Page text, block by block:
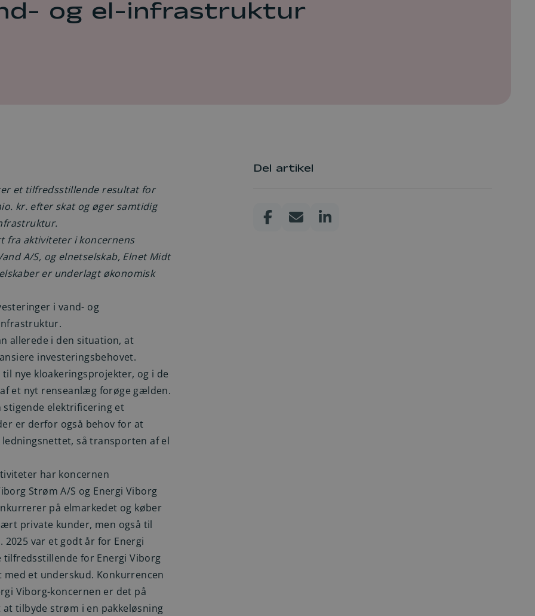
Fordelsklubbenog el-infrastruktur
et tilfredsstillende resultat for
kr. efter skat og øger samtidig
fra aktiviteter i koncernens
A/S, og elnetselskab, Elnet Midt
er underlagt økonomisk
i vand- og
allerede i den situation, at
investeringsbehovet.
nye kloakeringsprojekter, og i de
et nyt renseanlæg forøge gælden.
stigende elektrificering et
er derfor også behov for at
så transporten af el
har koncernen
Strøm A/S og Energi Viborg
på elmarkedet og køber
private kunder, men også til
var et godt år for Energi
for Energi Viborg
med et underskud. Konkurrencen
Viborg-koncernen er det på
tilbyde strøm i en pakkeløsning
Del artikel